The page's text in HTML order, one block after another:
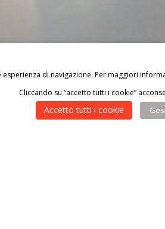
di navigazione. Per maggiori
Cliccando su “accetto tutti i cookie”
Accetto tutti i cookie